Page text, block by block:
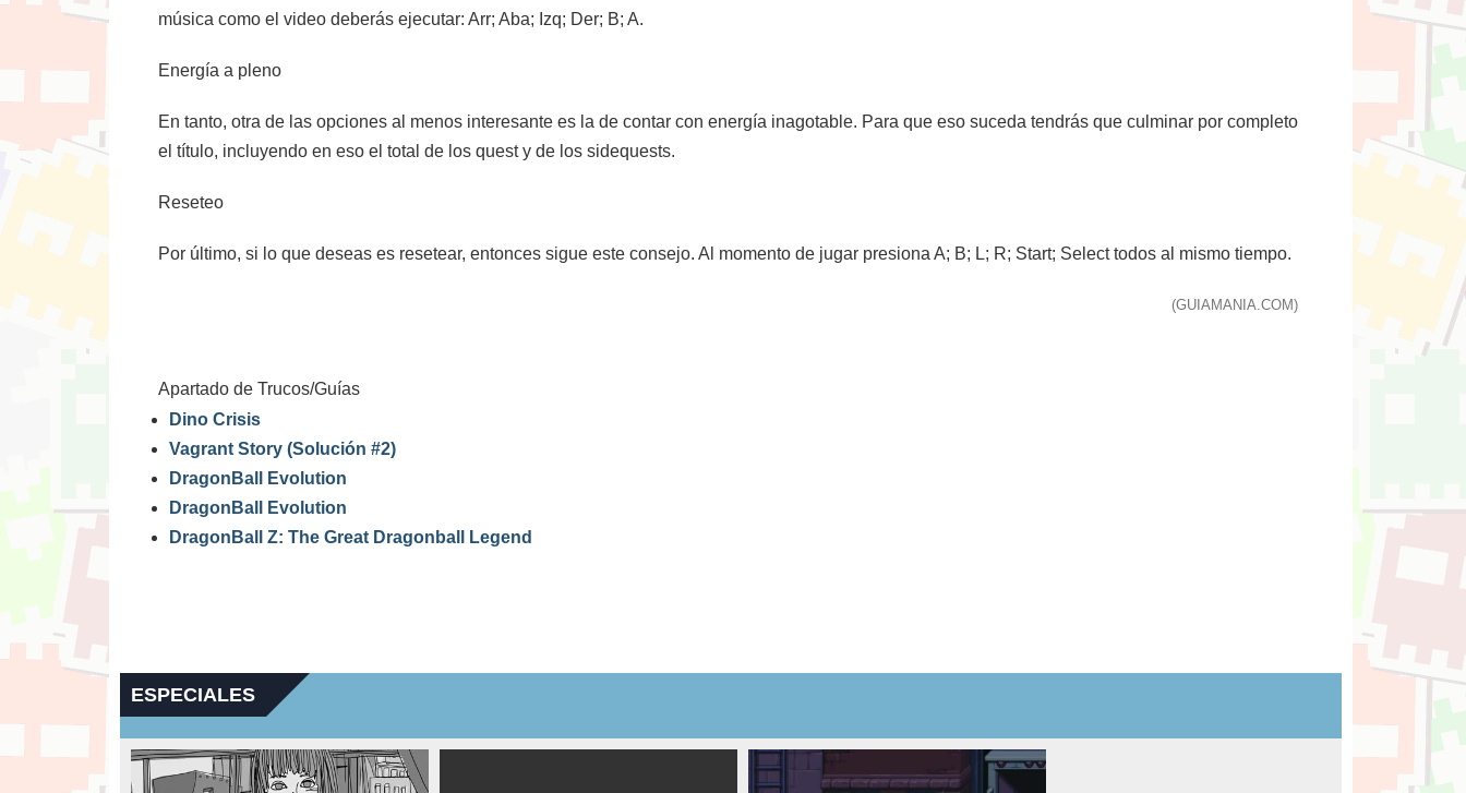
música como el video deberás ejecutar: Arr; Aba; Izq; Der; B; A.
Energía a pleno
En tanto, otra de las opciones al menos interesante es la de contar con energía inagotable. Para que eso suceda tendrás que culminar por completo
el título, incluyendo en eso el total de los quest y de los sidequests.
Reseteo
Por último, si lo que deseas es resetear, entonces sigue este consejo. Al momento de jugar presiona A; B; L; R; Start; Select todos al mismo tiempo.
(GUIAMANIA.COM)
Apartado de Trucos/Guías
Dino Crisis
Vagrant Story (Solución #2)
DragonBall Evolution
DragonBall Evolution
DragonBall Z: The Great Dragonball Legend
ESPECIALES